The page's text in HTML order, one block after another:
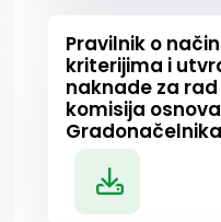
Pravilnik o
kriterijima i
naknade za
komisija
Gradonačelnika